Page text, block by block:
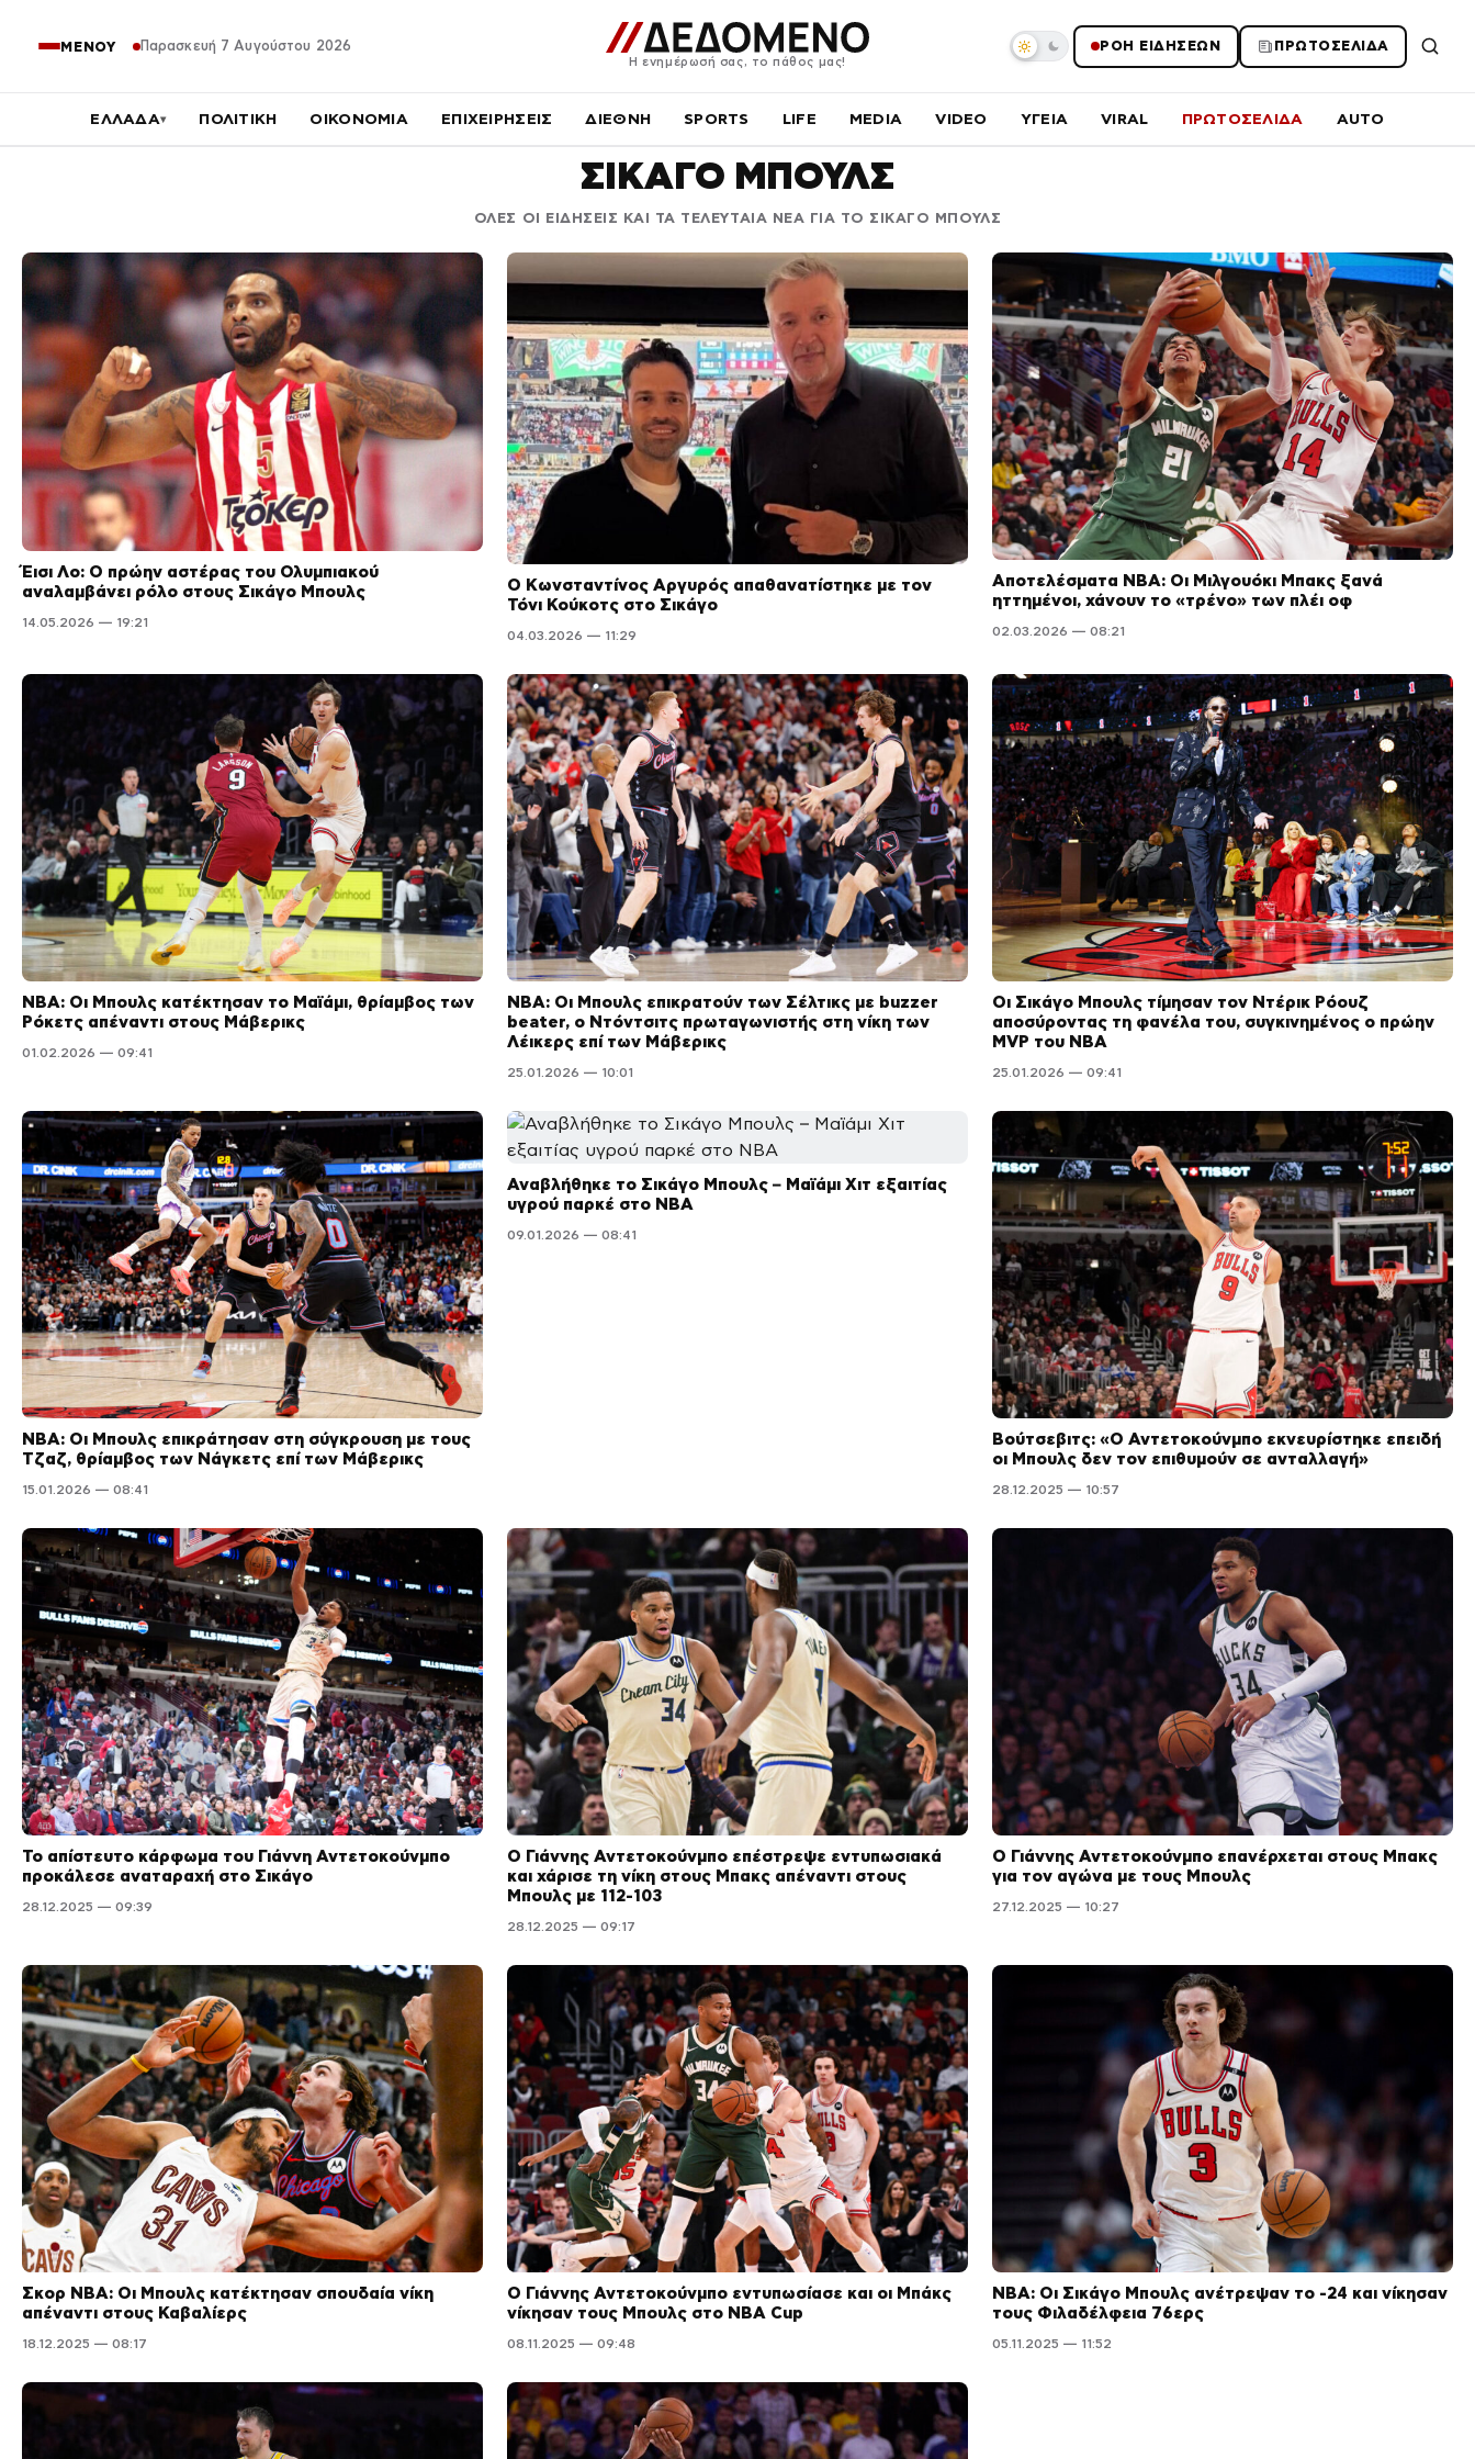
ΜΕΝΟΥ Παρασκευή 7 Αυγούστου 2026
Η ενημέρωσή σας, το πάθος μας!
ΡΟΗ ΕΙΔΗΣΕΩΝ ΠΡΩΤΟΣΕΛΙΔΑ
ΕΛΛΑΔΑ▾ ΠΟΛΙΤΙΚΗ ΟΙΚΟΝΟΜΙΑ ΕΠΙΧΕΙΡΗΣΕΙΣ ΔΙΕΘΝΗ SPORTS LIFE MEDIA VIDEO ΥΓΕΙΑ VIRAL ΠΡΩΤΟΣΕΛΙΔΑ AUTO
ΣΙΚΑΓΟ ΜΠΟΥΛΣ
ΟΛΕΣ ΟΙ ΕΙΔΗΣΕΙΣ ΚΑΙ ΤΑ ΤΕΛΕΥΤΑΙΑ ΝΕΑ ΓΙΑ ΤΟ ΣΙΚΑΓΟ ΜΠΟΥΛΣ
Έισι Λο: Ο πρώην αστέρας του Ολυμπιακού
αναλαμβάνει ρόλο στους Σικάγο Μπουλς
14.05.2026 — 19:21
Ο Κωνσταντίνος Αργυρός απαθανατίστηκε με τον
Τόνι Κούκοτς στο Σικάγο
04.03.2026 — 11:29
Αποτελέσματα NBA: Οι Μιλγουόκι Μπακς ξανά
ηττημένοι, χάνουν το «τρένο» των πλέι οφ
02.03.2026 — 08:21
NBA: Οι Μπουλς κατέκτησαν το Μαϊάμι, θρίαμβος των
Ρόκετς απέναντι στους Μάβερικς
01.02.2026 — 09:41
NBA: Οι Μπουλς επικρατούν των Σέλτικς με buzzer
beater, ο Ντόντσιτς πρωταγωνιστής στη νίκη των
Λέικερς επί των Μάβερικς
25.01.2026 — 10:01
Οι Σικάγο Μπουλς τίμησαν τον Ντέρικ Ρόουζ
αποσύροντας τη φανέλα του, συγκινημένος ο πρώην
MVP του NBA
25.01.2026 — 09:41
NBA: Οι Μπουλς επικράτησαν στη σύγκρουση με τους
Τζαζ, θρίαμβος των Νάγκετς επί των Μάβερικς
15.01.2026 — 08:41
Αναβλήθηκε το Σικάγο Μπουλς – Μαϊάμι Χιτ εξαιτίας
υγρού παρκέ στο NBA
09.01.2026 — 08:41
Βούτσεβιτς: «Ο Αντετοκούνμπο εκνευρίστηκε επειδή
οι Μπουλς δεν τον επιθυμούν σε ανταλλαγή»
28.12.2025 — 10:57
Το απίστευτο κάρφωμα του Γιάννη Αντετοκούνμπο
προκάλεσε αναταραχή στο Σικάγο
28.12.2025 — 09:39
Ο Γιάννης Αντετοκούνμπο επέστρεψε εντυπωσιακά
και χάρισε τη νίκη στους Μπακς απέναντι στους
Μπουλς με 112-103
28.12.2025 — 09:17
Ο Γιάννης Αντετοκούνμπο επανέρχεται στους Μπακς
για τον αγώνα με τους Μπουλς
27.12.2025 — 10:27
Σκορ NBA: Οι Μπουλς κατέκτησαν σπουδαία νίκη
απέναντι στους Καβαλίερς
18.12.2025 — 08:17
Ο Γιάννης Αντετοκούνμπο εντυπωσίασε και οι Μπάκς
νίκησαν τους Μπουλς στο NBA Cup
08.11.2025 — 09:48
NBA: Οι Σικάγο Μπουλς ανέτρεψαν το -24 και νίκησαν
τους Φιλαδέλφεια 76ερς
05.11.2025 — 11:52